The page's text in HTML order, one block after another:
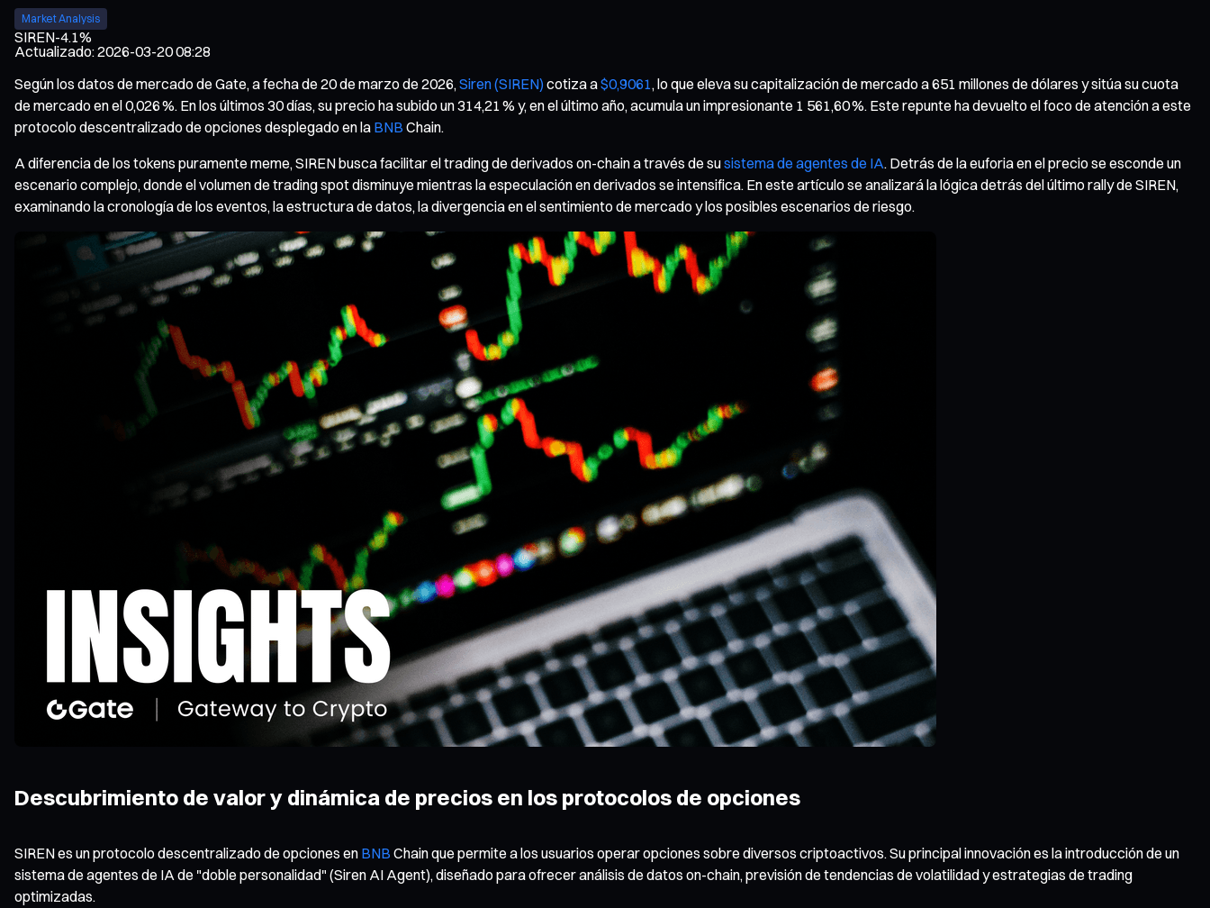
Market Analysis
SIREN-4.1%
Actualizado:2026-03-20 08:28
Según los datos de mercado de Gate, a fecha de 20 de marzo de 2026, Siren (SIREN)cotiza a$0,9061, lo que eleva su capitalización de mercado a 651 millones de dólares y sitúa su cuota
de mercado en el 0,026 %. En los últimos 30 días, su precio ha subido un 314,21 % y, en el último año, acumula un impresionante 1 561,60 %. Este repunte ha devuelto el foco de atención a este
protocolo descentralizado de opciones desplegado en la BNB Chain.
A diferencia de los tokens puramente meme, SIREN busca facilitar el trading de derivados on-chain a través de susistema de agentes de IA. Detrás de la euforia en el precio se esconde un
escenario complejo, donde el volumen de trading spot disminuye mientras la especulación en derivados se intensifica. En este artículo se analizará la lógica detrás del último rally de SIREN,
examinando la cronología de los eventos, la estructura de datos, la divergencia en el sentimiento de mercado y los posibles escenarios de riesgo.
Descubrimiento de valor y dinámica de precios en los protocolos de opciones
SIREN es un protocolo descentralizado de opciones en BNB Chain que permite a los usuarios operar opciones sobre diversos criptoactivos. Su principal innovación es la introducción de un
sistema de agentes de IA de "doble personalidad" (Siren AI Agent), diseñado para ofrecer análisis de datos on-chain, previsión de tendencias de volatilidad y estrategias de trading
optimizadas.